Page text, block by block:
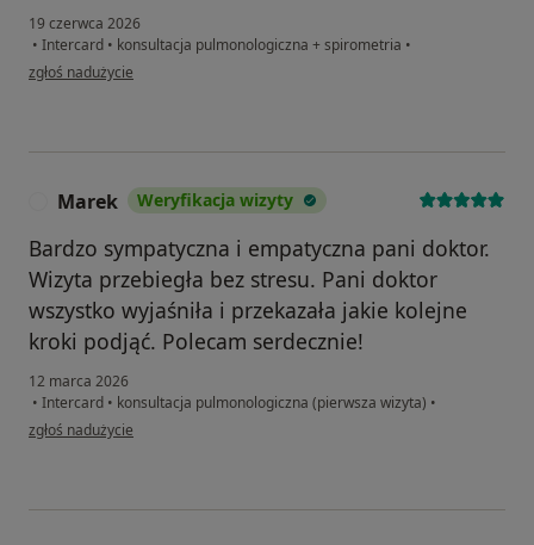
19 czerwca 2026
• Intercard • konsultacja pulmonologiczna + spirometria •
w opinii użytkownika Dorota
zgłoś nadużycie
Marek Weryfikacja wizyty
Bardzo sympatyczna i empatyczna pani doktor.
Wizyta przebiegła bez stresu. Pani doktor
wszystko wyjaśniła i przekazała jakie kolejne
kroki podjąć. Polecam serdecznie!
12 marca 2026
• Intercard • konsultacja pulmonologiczna (pierwsza wizyta) •
w opinii użytkownika Marek
zgłoś nadużycie